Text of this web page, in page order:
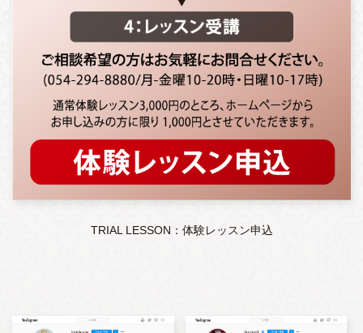
TRIAL LESSON：体験レッスン申込